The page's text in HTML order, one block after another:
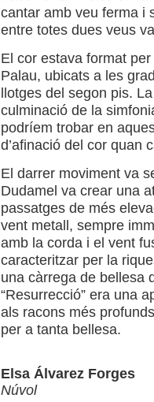
cantar amb veu ferma i
entre totes dues veus
El cor estava format
Palau, ubicats a les
llotges del segon pis.
culminació de la
podríem trobar en
d’afinació del cor quan
El darrer moviment va
Dudamel va crear una
passatges de més
vent metall, sempre
amb la corda i el vent
caracteritzar per la
una càrrega de bellesa
“Resurrecció” era una
als racons més
per a tanta bellesa.
Elsa Álvarez Forges
Núvol